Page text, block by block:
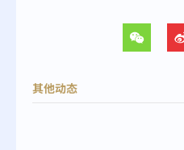
其他动态